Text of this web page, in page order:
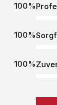
100%
100%
100%